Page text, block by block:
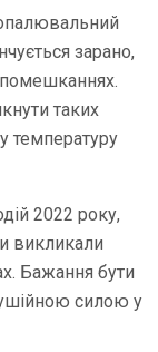
зарано,
таких
температуру
2022 року,
викликали
Бажання бути
силою у